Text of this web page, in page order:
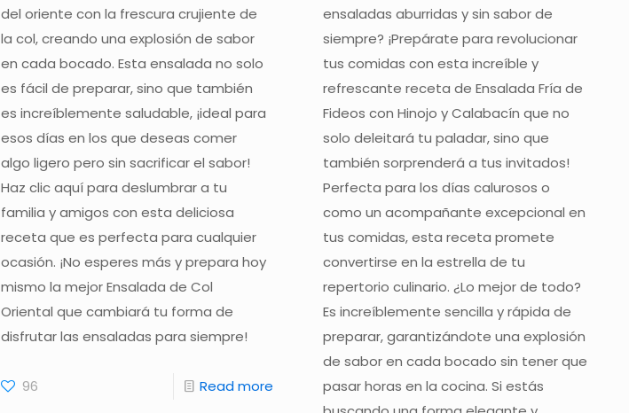
del oriente con la frescura crujiente de
la col, creando una explosión de sabor
en cada bocado. Esta ensalada no solo
es fácil de preparar, sino que también
es increíblemente saludable, ¡ideal para
esos días en los que deseas comer
algo ligero pero sin sacrificar el sabor!
Haz clic aquí para deslumbrar a tu
familia y amigos con esta deliciosa
receta que es perfecta para cualquier
ocasión. ¡No esperes más y prepara hoy
mismo la mejor Ensalada de Col
Oriental que cambiará tu forma de
disfrutar las ensaladas para siempre!
96 Read more
ensaladas aburridas y sin sabor de
siempre? ¡Prepárate para revolucionar
tus comidas con esta increíble y
refrescante receta de Ensalada Fría de
Fideos con Hinojo y Calabacín que no
solo deleitará tu paladar, sino que
también sorprenderá a tus invitados!
Perfecta para los días calurosos o
como un acompañante excepcional en
tus comidas, esta receta promete
convertirse en la estrella de tu
repertorio culinario. ¿Lo mejor de todo?
Es increíblemente sencilla y rápida de
preparar, garantizándote una explosión
de sabor en cada bocado sin tener que
pasar horas en la cocina. Si estás